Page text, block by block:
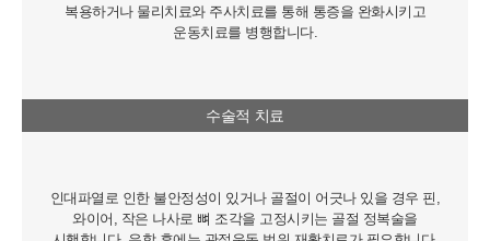
복용하거나 물리치료와 주사치료를 통해 통증을 완화시키고
운동치료를 병행합니다.
수술적 치료
인대파열로 인한 불안정성이 있거나 골절이 어긋나 있을 경우 핀,
와이어, 작은 나사로 뼈 조각을 고정시키는 골절 정복술을